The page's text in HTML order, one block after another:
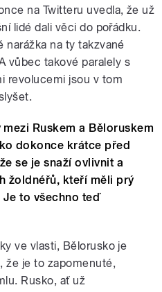
na Twitteru uvedla, že už
lidé dali věci do pořádku.
narážka na ty takzvané
vůbec takové paralely s
revolucemi jsou v tom
Ruskem a Běloruskem
dokonce krátce před
se je snaží ovlivnit a
žoldnéřů, kteří měli prý
to všechno teď
ve vlasti, Bělorusko je
že je to zapomenuté,
Rusko, ať už